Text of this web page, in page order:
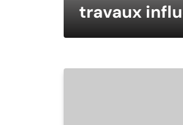
travaux